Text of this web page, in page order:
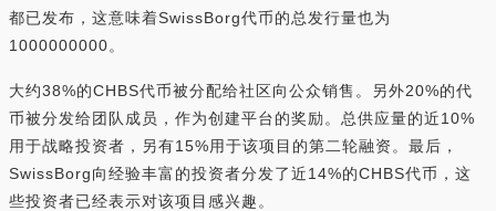
都已发布，这意味着SwissBorg代币的总发行量也为
1000000000。
大约38%的CHBS代币被分配给社区向公众销售。另外20%的代
币被分发给团队成员，作为创建平台的奖励。总供应量的近10%
用于战略投资者，另有15%用于该项目的第二轮融资。最后，
SwissBorg向经验丰富的投资者分发了近14%的CHBS代币，这
些投资者已经表示对该项目感兴趣。